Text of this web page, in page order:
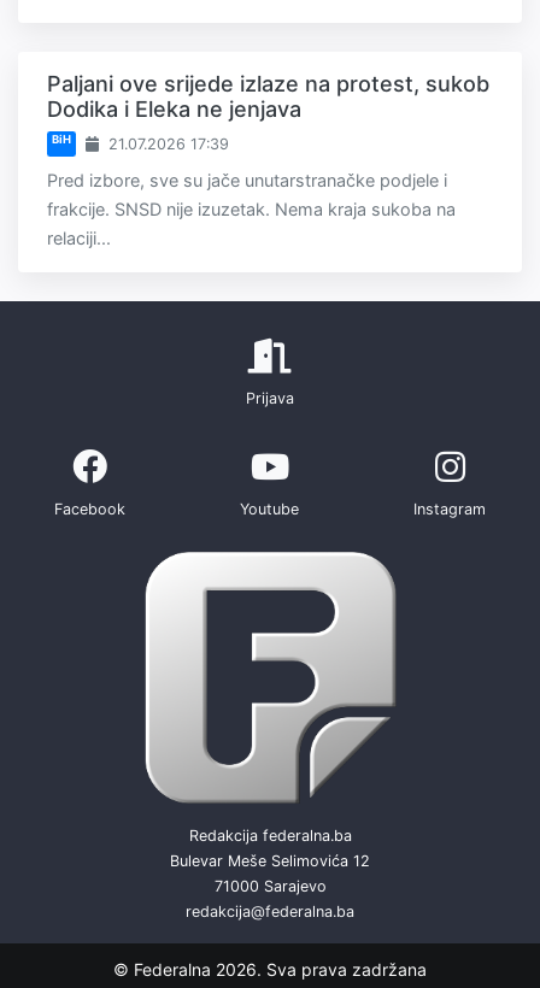
Paljani ove srijede izlaze na protest, sukob
Dodika i Eleka ne jenjava
BiH 21.07.2026 17:39
Pred izbore, sve su jače unutarstranačke podjele i
frakcije. SNSD nije izuzetak. Nema kraja sukoba na
relaciji...
Prijava
Facebook Youtube Instagram
Redakcija federalna.ba
Bulevar Meše Selimovića 12
71000 Sarajevo
redakcija@federalna.ba
© Federalna 2026. Sva prava zadržana